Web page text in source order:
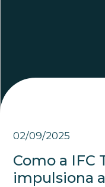
02/09/2025
Como a IFC
impulsiona